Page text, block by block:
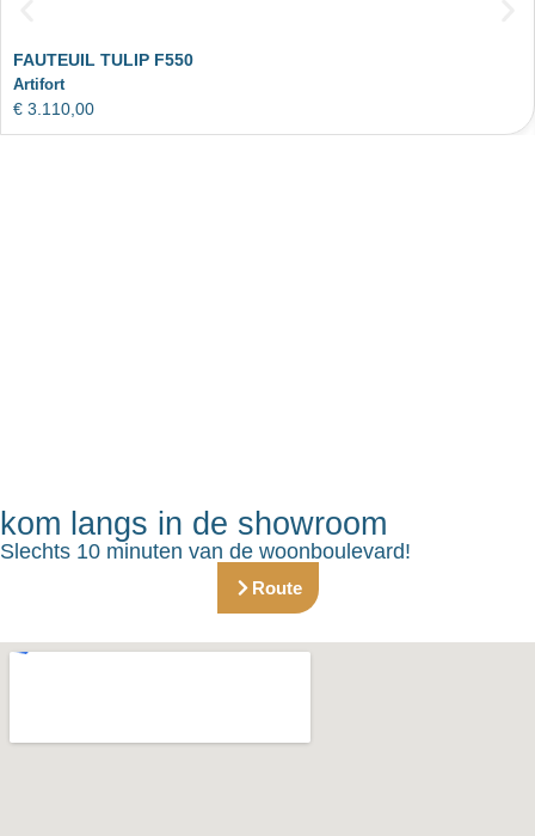
FAUTEUIL TULIP F550
Artifort
€ 3.110,00
kom langs in de showroom
Slechts 10 minuten van de woonboulevard!
Route